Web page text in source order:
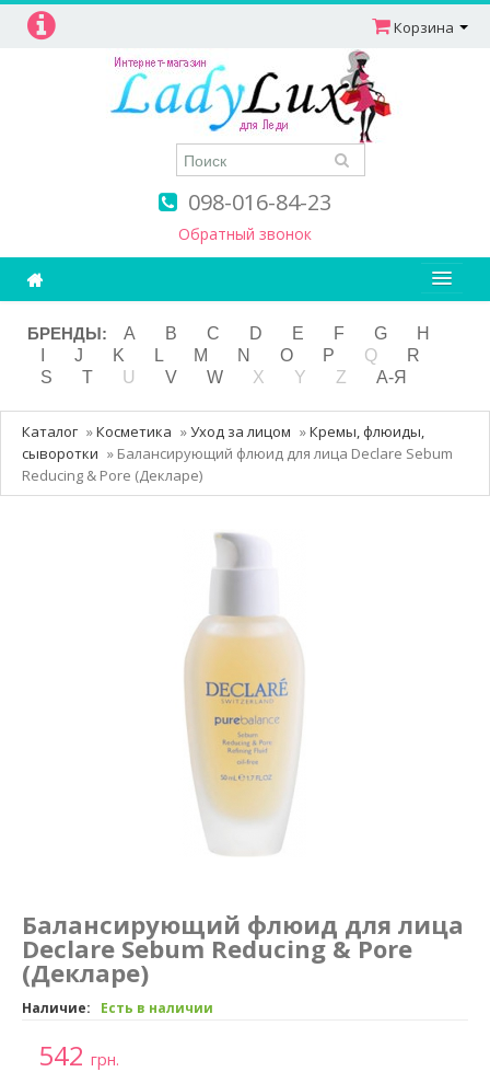
098-016-84-23
Обратный звонок
Корзина
Ароматерапия
Витамины
Детям и мамам
Косметика
Маникюр и педикюр
БРЕНДЫ: A B C D E F G
H
J K L M N O P Q
R
S
T U V W X Y Z А-Я
Каталог »Косметика »Уход за лицом »Кремы, флюиды,
сыворотки » Балансирующий флюид для лица Declare Sebum
Reducing & Pore (Декларе)
Балансирующий флюид для лица
Declare Sebum Reducing & Pore
(Декларе)
Наличие: Есть в наличии
542 грн.